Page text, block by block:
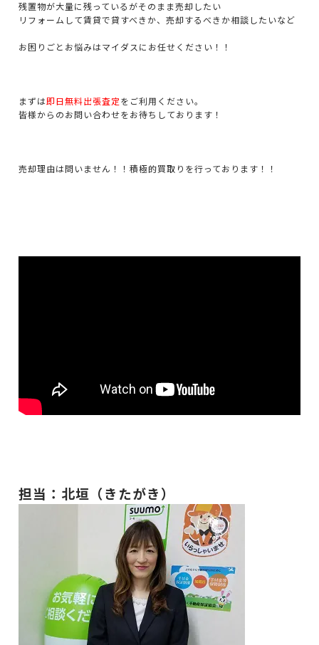
残置物が大量に残っているがそのまま売却したい
リフォームして賃貸で貸すべきか、売却するべきか相談したいなど
お困りごとお悩みはマイダスにお任せください！！
まずは即日無料出張査定をご利用ください。
皆様からのお問い合わせをお待ちしております！
売却理由は問いません！！積極的買取りを行っております！！
担当：北垣（きたがき）